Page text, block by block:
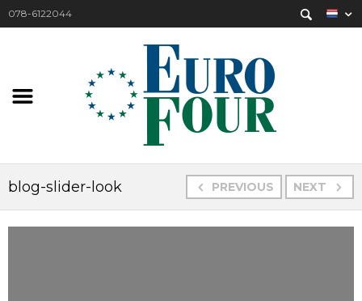
078-6122044
PREVIOUS NEXT
blog-slider-look